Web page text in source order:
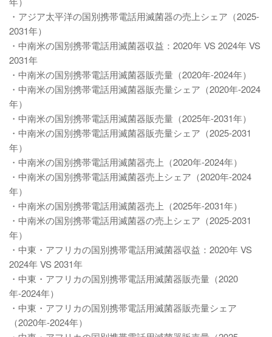
・アジア太平洋の国別携帯電話用滅菌器の売上シェア（2025-
2031年）
・中南米の国別携帯電話用滅菌器収益：2020年 VS 2024年 VS
2031年
・中南米の国別携帯電話用滅菌器販売量（2020年-2024年）
・中南米の国別携帯電話用滅菌器販売量シェア（2020年-2024
年）
・中南米の国別携帯電話用滅菌器販売量（2025年-2031年）
・中南米の国別携帯電話用滅菌器販売量シェア（2025-2031
年）
・中南米の国別携帯電話用滅菌器売上（2020年-2024年）
・中南米の国別携帯電話用滅菌器売上シェア（2020年-2024
年）
・中南米の国別携帯電話用滅菌器売上（2025年-2031年）
・中南米の国別携帯電話用滅菌器の売上シェア（2025-2031
年）
・中東・アフリカの国別携帯電話用滅菌器収益：2020年 VS
2024年 VS 2031年
・中東・アフリカの国別携帯電話用滅菌器販売量（2020
年-2024年）
・中東・アフリカの国別携帯電話用滅菌器販売量シェア
（2020年-2024年）